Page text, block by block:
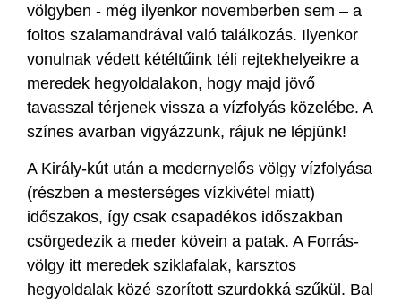
völgyben - még ilyenkor novemberben sem – a
foltos szalamandrával való találkozás. Ilyenkor
vonulnak védett kétéltűink téli rejtekhelyeikre a
meredek hegyoldalakon, hogy majd jövő
tavasszal térjenek vissza a vízfolyás közelébe. A
színes avarban vigyázzunk, rájuk ne lépjünk!
A Király-kút után a medernyelős völgy vízfolyása
(részben a mesterséges vízkivétel miatt)
időszakos, így csak csapadékos időszakban
csörgedezik a meder kövein a patak. A Forrás-
völgy itt meredek sziklafalak, karsztos
hegyoldalak közé szorított szurdokká szűkül. Bal